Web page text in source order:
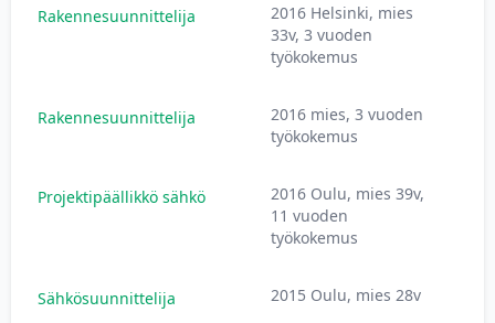
Rakennesuunnittelija
2016 Helsinki, mies
33v, 3 vuoden
työkokemus
Rakennesuunnittelija
2016 mies, 3 vuoden
työkokemus
Projektipäällikkö sähkö
2016 Oulu, mies 39v,
11 vuoden
työkokemus
Sähkösuunnittelija 2015 Oulu, mies 28v